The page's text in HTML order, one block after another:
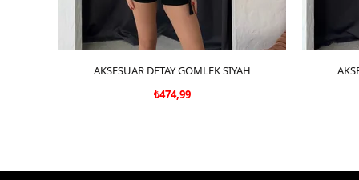
SEPETE EKLE
AKSESUAR DETAY GÖMLEK SİYAH
₺474,99